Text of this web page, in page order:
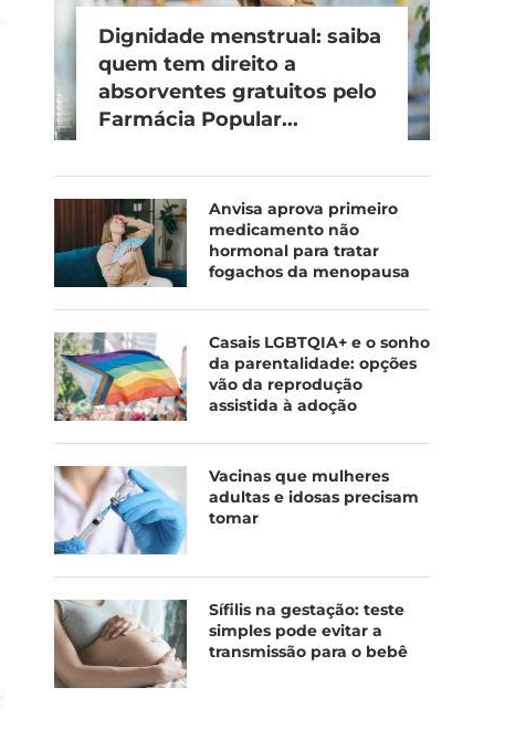
Dignidade menstrual: saiba
quem tem direito a
absorventes gratuitos pelo
Farmácia Popular...
Anvisa aprova primeiro
medicamento não
hormonal para tratar
fogachos da menopausa
Casais LGBTQIA+ e o sonho
da parentalidade: opções
vão da reprodução
assistida à adoção
Vacinas que mulheres
adultas e idosas precisam
tomar
Sífilis na gestação: teste
simples pode evitar a
transmissão para o bebê